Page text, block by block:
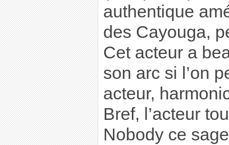
authentique
des Cayouga,
Cet acteur a
son arc si l’on
acteur,
Bref, l’acteur
Nobody ce